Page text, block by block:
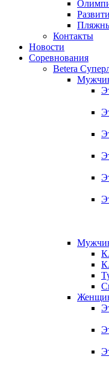
Контакты
Новости
Соревнования
Betera